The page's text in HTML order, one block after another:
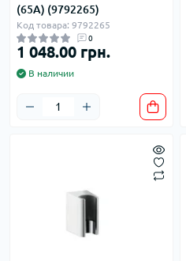
(65A) (9792265)
Код товара: 9792265
0
1 048.00 грн.
В наличии